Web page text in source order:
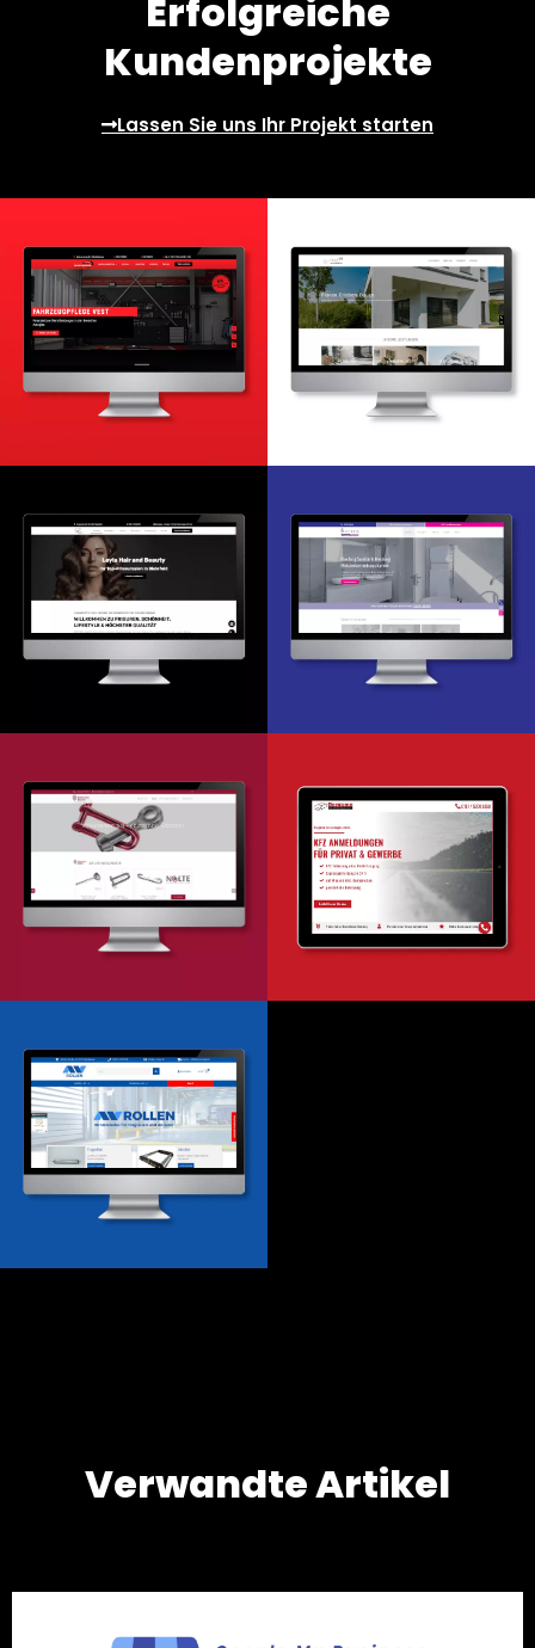
Erfolgreiche
Kundenprojekte
Lassen Sie uns Ihr Projekt starten
Suchmaschinenoptimierung
Webdesign & -entwicklung
Webdesign & -entwicklung Webdesign & -entwicklung
Webentwicklung
Design & Entwicklung
Verwandte Artikel